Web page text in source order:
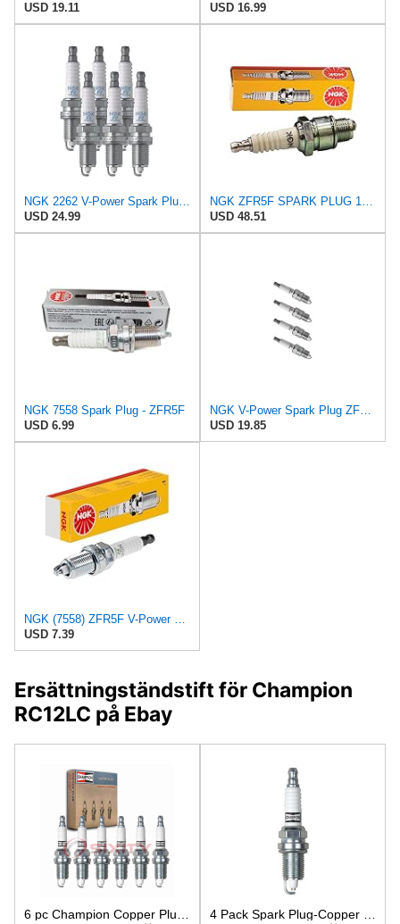
USD 19.11 USD 16.99
NGK 2262 V-Power Spark Plug (6 Pack) ZFR5F-11 ZFR5F11
USD 24.99
NGK ZFR5F SPARK PLUG 10 PK
USD 48.51
NGK 7558 Spark Plug - ZFR5F
USD 6.99
NGK V-Power Spark Plug ZFR5F (4 Pack) Compatible With MITSUBISHI GALANT DE 2003-2003 2.4L/2351cc
USD 19.85
NGK (7558) ZFR5F V-Power Spark Plug, Pack of 1 , black
USD 7.39
Ersättningständstift för Champion
RC12LC på Ebay